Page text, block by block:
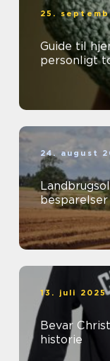
25.
Guide til
personligt
24. august
besparelser
13. juli 2025
Bevar
historie